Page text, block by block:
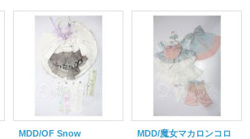
MDD/OF Snow
MDD/魔女マカロンコロ